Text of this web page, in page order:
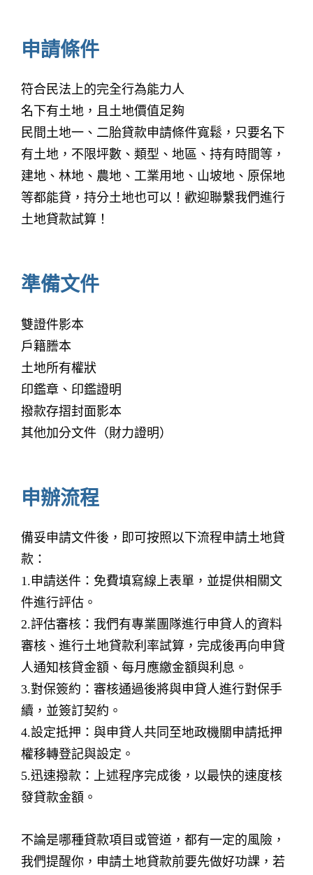
申請條件
符合民法上的完全行為能力人
名下有土地，且土地價值足夠
民間土地一、二胎貸款申請條件寬鬆，只要名下
有土地，不限坪數、類型、地區、持有時間等，
建地、林地、農地、工業用地、山坡地、原保地
等都能貸，持分土地也可以！歡迎聯繫我們進行
土地貸款試算！
準備文件
雙證件影本
戶籍謄本
土地所有權狀
印鑑章、印鑑證明
撥款存摺封面影本
其他加分文件（財力證明）
申辦流程
備妥申請文件後，即可按照以下流程申請土地貸
款：
1.申請送件：免費填寫線上表單，並提供相關文
件進行評估。
2.評估審核：我們有專業團隊進行申貸人的資料
審核、進行土地貸款利率試算，完成後再向申貸
人通知核貸金額、每月應繳金額與利息。
3.對保簽約：審核通過後將與申貸人進行對保手
續，並簽訂契約。
4.設定抵押：與申貸人共同至地政機關申請抵押
權移轉登記與設定。
5.迅速撥款：上述程序完成後，以最快的速度核
發貸款金額。
不論是哪種貸款項目或管道，都有一定的風險，
我們提醒你，申請土地貸款前要先做好功課，若